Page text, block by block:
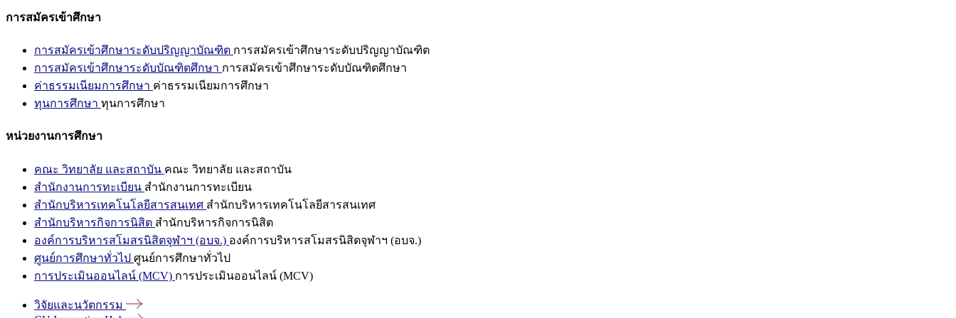
การสมัครเข้าศึกษา
การสมัครเข้าศึกษาระดับปริญญาบัณฑิต การสมัครเข้าศึกษาระดับปริญญาบัณฑิต
การสมัครเข้าศึกษาระดับบัณฑิตศึกษา การสมัครเข้าศึกษาระดับบัณฑิตศึกษา
ค่าธรรมเนียมการศึกษา ค่าธรรมเนียมการศึกษา
ทุนการศึกษา ทุนการศึกษา
หน่วยงานการศึกษา
คณะ วิทยาลัย และสถาบัน คณะ วิทยาลัย และสถาบัน
สำนักงานการทะเบียน สำนักงานการทะเบียน
สำนักบริหารเทคโนโลยีสารสนเทศ สำนักบริหารเทคโนโลยีสารสนเทศ
สำนักบริหารกิจการนิสิต สำนักบริหารกิจการนิสิต
องค์การบริหารสโมสรนิสิตจุฬาฯ (อบจ.) องค์การบริหารสโมสรนิสิตจุฬาฯ (อบจ.)
ศูนย์การศึกษาทั่วไป ศูนย์การศึกษาทั่วไป
การประเมินออนไลน์ (MCV) การประเมินออนไลน์ (MCV)
วิจัยและนวัตกรรม